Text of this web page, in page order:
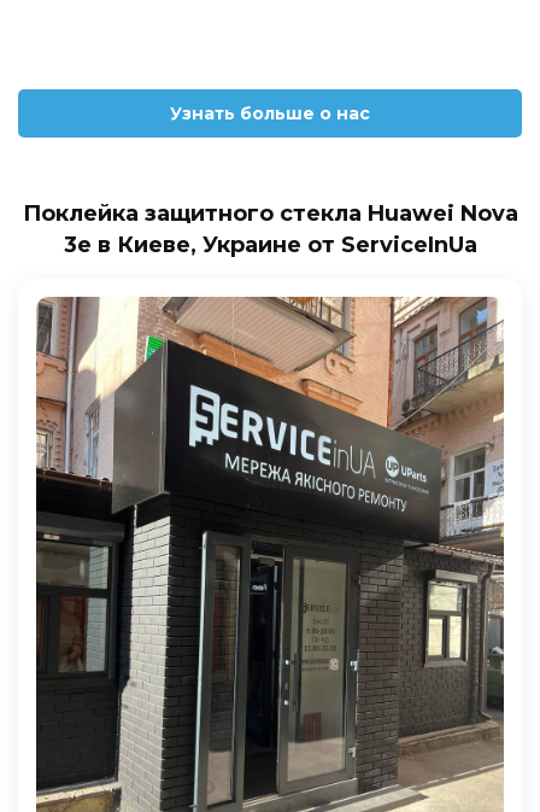
Узнать больше о нас
Поклейка защитного стекла Huawei Nova
3e в Киеве, Украине от ServiceInUa